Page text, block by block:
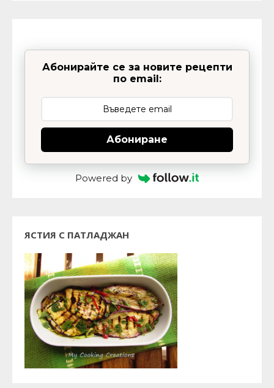
Абонирайте се за новите рецепти
по email:
Абониране
Powered by
ЯСТИЯ С ПАТЛАДЖАН